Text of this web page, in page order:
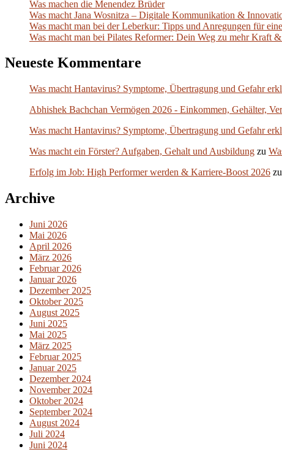
Was machen die Menendez Brüder
Was macht Jana Wosnitza – Digitale Kommunikation &
Was macht man bei der Leberkur: Tipps und Anregungen für
Was macht man bei Pilates Reformer: Dein Weg zu mehr Kraft
Neueste Kommentare
Was macht Hantavirus? Symptome, Übertragung und Gefahr
Abhishek Bachchan Vermögen 2026 - Einkommen, Gehälter,
Was macht Hantavirus? Symptome, Übertragung und Gefahr
Was macht ein Förster? Aufgaben, Gehalt und Ausbildung zu
Erfolg im Job: High Performer werden & Karriere-Boost 2026 zu
Archive
Juni 2026
Mai 2026
April 2026
März 2026
Februar 2026
Januar 2026
Dezember 2025
Oktober 2025
August 2025
Juni 2025
Mai 2025
März 2025
Februar 2025
Januar 2025
Dezember 2024
November 2024
Oktober 2024
September 2024
August 2024
Juli 2024
Juni 2024